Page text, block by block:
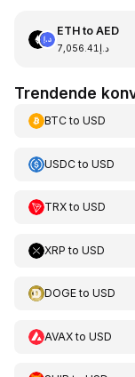
ETHto AED
د.إ7,056.41
Trendende
BTCto USD
USDCto USD
TRXto USD
XRP to USD
DOGEto USD
AVAXto USD